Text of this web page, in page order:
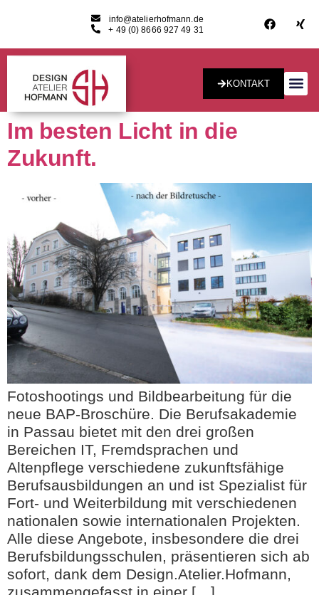
info@atelierhofmann.de
+ 49 (0) 8666 927 49 31
KONTAKT
Im besten Licht in die
Zukunft.
Fotoshootings und Bildbearbeitung für die
neue BAP-Broschüre. Die Berufsakademie
in Passau bietet mit den drei großen
Bereichen IT, Fremdsprachen und
Altenpflege verschiedene zukunftsfähige
Berufsausbildungen an und ist Spezialist für
Fort- und Weiterbildung mit verschiedenen
nationalen sowie internationalen Projekten.
Alle diese Angebote, insbesondere die drei
Berufsbildungsschulen, präsentieren sich ab
sofort, dank dem Design.Atelier.Hofmann,